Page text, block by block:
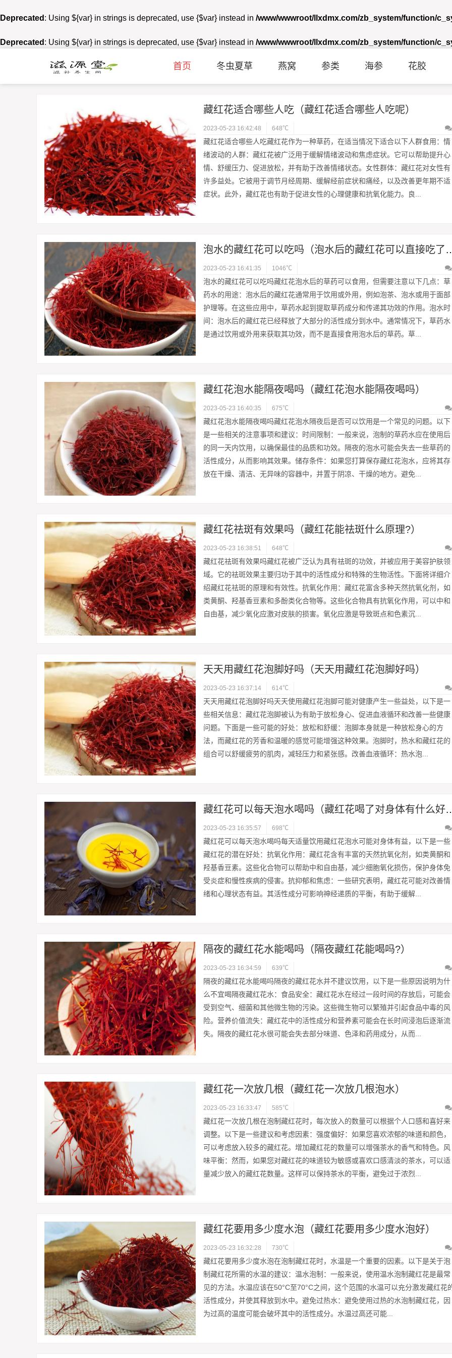
Deprecated : Using ${var} in strings is deprecated, use {$var} instead in /www/wwwroot/llxdmx.com/zb_system/function/
Deprecated : Using ${var} in strings is deprecated, use {$var} instead in /www/wwwroot/llxdmx.com/zb_system/function/
首页 冬虫夏草 燕窝 参类 海参 花胶
藏红花适合哪些人吃（藏红花适合哪些人吃呢）
2023-05-23 16:42:48 648℃
藏红花适合哪些人吃藏红花作为一种草药，在适当情况下适合以下人群食用：情
绪波动的人群：藏红花被广泛用于缓解情绪波动和焦虑症状。它可以帮助提升心
情、舒缓压力、促进放松，并有助于改善情绪状态。女性群体：藏红花对女性有
许多益处。它被用于调节月经周期、缓解经前症状和痛经，以及改善更年期不适
症状。此外，藏红花也有助于促进女性的心理健康和抗氧化能力。良...
泡水的藏红花可以吃吗
2023-05-23 16:41:35 1046℃
泡水的藏红花可以吃吗藏红花泡水后的草药可以食用，但需要注意以下几点：草
药水的用途：泡水后的藏红花通常用于饮用或外用，例如泡茶、泡水或用于面部
护理等。在这些应用中，草药水起到提取草药成分和传递其功效的作用。泡水时
间：泡水后的藏红花已经释放了大部分的活性成分到水中。通常情况下，草药水
是通过饮用或外用来获取其功效，而不是直接食用泡水后的草药。草...
藏红花泡水能隔夜喝吗（藏红花泡水能隔夜喝吗）
2023-05-23 16:40:35 675℃
藏红花泡水能隔夜喝吗藏红花泡水隔夜后是否可以饮用是一个常见的问题。以下
是一些相关的注意事项和建议：时间限制：一般来说，泡制的草药水应在使用后
的同一天内饮用，以确保最佳的品质和功效。隔夜的泡水可能会失去一些草药的
活性成分，从而影响其效果。储存条件：如果您打算保存藏红花泡水，应将其存
放在干燥、清洁、无异味的容器中，并置于阴凉、干燥的地方。避免...
藏红花祛斑有效果吗（藏红花能祛斑什么原理?）
2023-05-23 16:38:51 648℃
藏红花祛斑有效果吗藏红花被广泛认为具有祛斑的功效，并被应用于美容护肤领
域。它的祛斑效果主要归功于其中的活性成分和特殊的生物活性。下面将详细介
绍藏红花祛斑的原理和有效性。抗氧化作用：藏红花富含多种天然抗氧化剂，如
类黄酮、羟基香豆素和多酚类化合物等。这些化合物具有抗氧化作用，可以中和
自由基，减少氧化应激对皮肤的损害。氧化应激是导致斑点和色素沉...
天天用藏红花泡脚好吗（天天用藏红花泡脚好吗）
2023-05-23 16:37:14 614℃
天天用藏红花泡脚好吗天天使用藏红花泡脚可能对健康产生一些益处，以下是一
些相关信息：藏红花泡脚被认为有助于放松身心、促进血液循环和改善一些健康
问题。下面是一些可能的好处：放松和舒缓：泡脚本身就是一种放松身心的方
法，而藏红花的芳香和温暖的感觉可能增强这种效果。泡脚时，热水和藏红花的
组合可以舒缓疲劳的肌肉，减轻压力和紧张感。改善血液循环：热水泡...
藏红花可以每天泡水喝
2023-05-23 16:35:57 698℃
藏红花可以每天泡水喝吗每天适量饮用藏红花泡水可能对身体有益，以下是一些
藏红花的潜在好处：抗氧化作用：藏红花含有丰富的天然抗氧化剂，如类黄酮和
羟基香豆素。这些化合物可以帮助中和自由基，减少细胞氧化损伤，保护身体免
受炎症和慢性疾病的侵害。抗抑郁和焦虑：一些研究表明，藏红花可能对改善情
绪和心理状态有益。其活性成分可影响神经递质的平衡，有助于缓解...
隔夜的藏红花水能喝吗（隔夜藏红花能喝吗?）
2023-05-23 16:34:59 639℃
隔夜的藏红花水能喝吗隔夜的藏红花水并不建议饮用，以下是一些原因说明为什
么不宜喝隔夜藏红花水：食品安全：藏红花水在经过一段时间的存放后，可能会
受到空气、细菌和其他微生物的污染。这些微生物可以繁殖并引起食品中毒的风
险。营养价值流失：藏红花中的活性成分和营养素可能会在长时间浸泡后逐渐流
失。隔夜的藏红花水很可能会失去部分味道、色泽和药用成分，从而...
藏红花一次放几根（藏红花一次放几根泡水）
2023-05-23 16:33:47 585℃
藏红花一次放几根在泡制藏红花时，每次放入的数量可以根据个人口感和喜好来
调整。以下是一些建议和考虑因素：强度偏好：如果您喜欢浓郁的味道和颜色，
可以考虑放入较多的藏红花。增加藏红花的数量可以增强茶水的香气和特色。风
味平衡：然而，如果您对藏红花的味道较为敏感或喜欢口感清淡的茶水，可以适
量减少放入的藏红花数量。这样可以保持茶水的平衡，避免过于浓烈...
藏红花要用多少度水泡（藏红花要用多少度水泡好）
2023-05-23 16:32:28 730℃
藏红花要用多少度水泡在泡制藏红花时，水温是一个重要的因素。以下是关于泡
制藏红花所需的水温的建议：温水泡制：一般来说，使用温水泡制藏红花是最常
见的方法。水温应该在50°C至70°C之间，这个范围的水温可以充分激发藏红花
活性成分，并使其释放到水中。避免过热水：避免使用过热的水泡制藏红花，因
为过高的温度可能会破坏其中的活性成分。水温过高还可能...